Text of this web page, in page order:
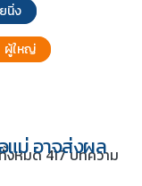
นิ่ง
ผู้ใหญ่
ทั้งหมด 417 บทความ
แม่ อาจส่งผล